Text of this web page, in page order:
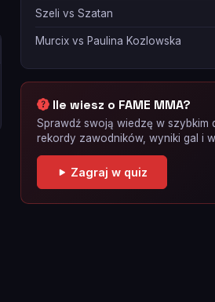
Szeli vs Szatan
Murcix vs Paulina Kozlowska
Ile wiesz o FAME MMA?
Sprawdź swoją wiedzę w szybkim
rekordy zawodników, wyniki gal i
Zagraj w quiz